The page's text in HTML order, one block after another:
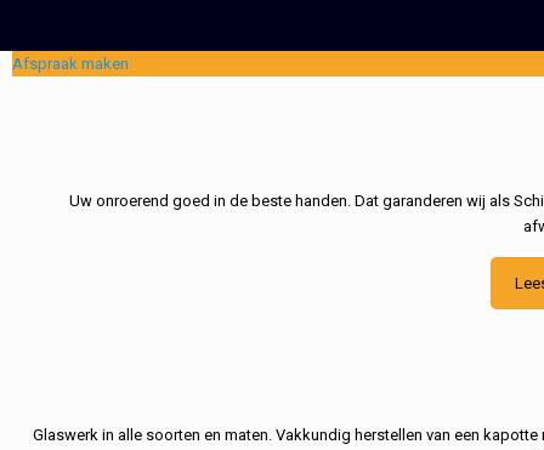
Afspraak maken
Uw onroerend goed in de beste handen. Dat garanderen wij als
Glaswerk in alle soorten en maten. Vakkundig herstellen van een